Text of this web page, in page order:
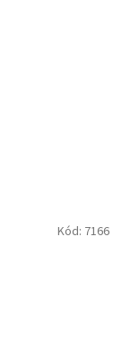
Kód: 7166